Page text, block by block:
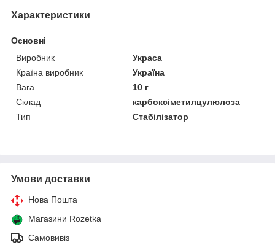
Характеристики
Основні
Виробник
Украса
Країна виробник
Україна
Вага
10 г
Склад
карбоксіметилцулюлоза
Тип
Стабілізатор
Умови доставки
Нова Пошта
Магазини Rozetka
Самовивіз